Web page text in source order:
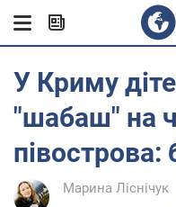
У Криму
"шабаш" на
півострова:
Марина Ліснічук